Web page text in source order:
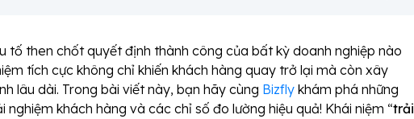
tố then chốt quyết định thành công của bất kỳ doanh nghiệp nào
tích cực không chỉ khiến khách hàng quay trở lại mà còn xây
lâu dài. Trong bài viết này, bạn hãy cùng Bizfly khám phá những
khách hàng và các chỉ số đo lường hiệu quả! Khái niệm “trải